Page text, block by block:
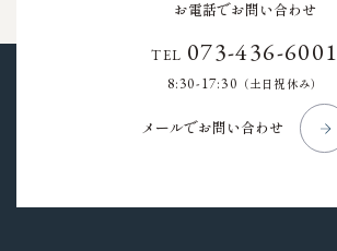
お電話でお問い合わせ
TEL 073-436-6001
8:30-17:30 （土日祝休み）
メールでお問い合わせ